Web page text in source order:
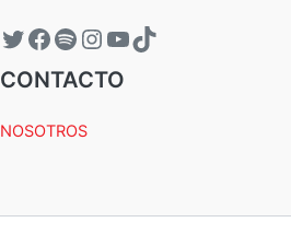
CONTACTO
NOSOTROS